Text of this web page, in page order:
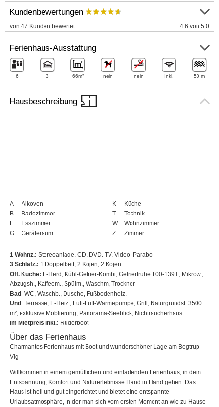
Hausbeschreibung
A
Alkoven
B
Badezimmer
E
Esszimmer
G
Geräteraum
K
Küche
T
Technik
W
Wohnzimmer
Z
Zimmer
1 Wohnz.: Stereoanlage, CD, DVD, TV, Video, Parabol
3 Schlafz.: 1 Doppelbett, 2 Kojen, 2 Kojen
Off. Küche: E-Herd, Kühl-Gefrier-Kombi, Gefriertruhe 100-139 l., Mikrow.,
Abzugsh., Kaffeem., Spülm., Waschm, Trockner
Bad: WC, Waschb., Dusche, Fußbodenheiz.
Und: Terrasse, E-Heiz., Luft-Luft-Wärmepumpe, Grill, Naturgrundst. 3500
m², exklusive Möblierung, Panorama-Seeblick, Nichtraucherhaus
Im Mietpreis inkl.: Ruderboot
Über das Ferienhaus
Charmantes Ferienhaus mit Boot und wunderschöner Lage am Begtrup
Vig
Willkommen in einem gemütlichen und einladenden Ferienhaus, in dem
Entspannung, Komfort und Naturerlebnisse Hand in Hand gehen. Das
Haus ist hell und gut eingerichtet und bietet eine entspannte
Urlaubsatmosphäre, in der man sich vom ersten Moment an wie zu Hause
Kundenbewertungen
von 47 Kunden bewertet 4.6 von 5.0
Ferienhaus-Ausstattung
6 3 66m² nein nein Inkl. 50 m